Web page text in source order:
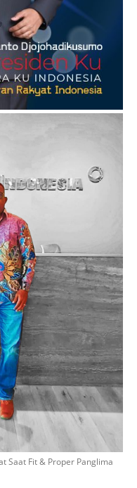
Saat Fit & Proper Panglima